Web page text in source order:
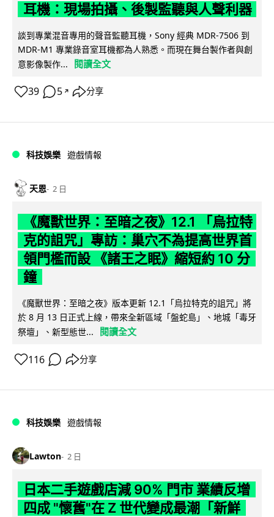
耳機：現場拍攝、後製監聽與人聲利器
談到專業混音專用的聲音監聽耳機，Sony 經典 MDR-7506 到
MDR-M1 專業錄音室耳機都為人熟悉。而現在舞台製作者與創
意影像製作...
閱讀全文
39 5 ↗ 分享
科技娛樂 遊戲情報
天恩 2 日
《魔獸世界：至暗之夜》12.1 「烏拉特
克的詛咒」專訪：巢穴不為提高世界首
領門檻而設 《諸王之眠》縮短約 10 分
鐘
《魔獸世界：至暗之夜》版本更新 12.1「烏拉特克的詛咒」將
於 8 月 13 日正式上線，帶來全新區域「盤蛇島」、地城「毒牙
祭壇」、新型態世...
閱讀全文
116 分享
科技娛樂 遊戲情報
Lawton 2 日
日本二手遊戲店減 90% 門市 業績反增
四成 "懷舊"在 Z 世代變成最潮「新鮮